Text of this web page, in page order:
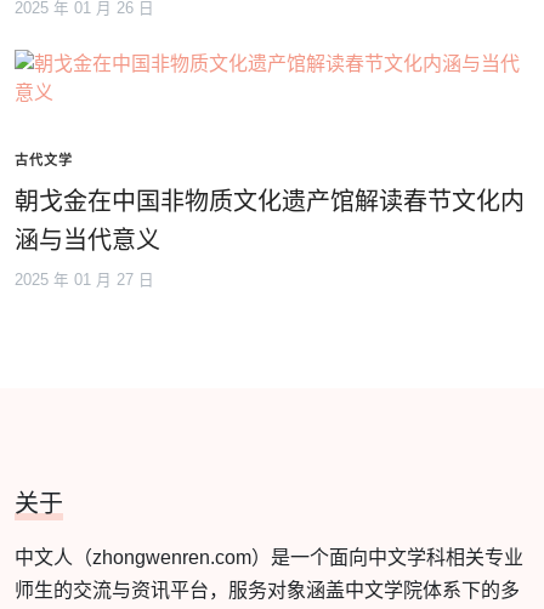
2025 年 01 月 26 日
古代文学
朝戈金在中国非物质文化遗产馆解读春节文化内
涵与当代意义
2025 年 01 月 27 日
关于
中文人（zhongwenren.com）是一个面向中文学科相关专业
师生的交流与资讯平台，服务对象涵盖中文学院体系下的多